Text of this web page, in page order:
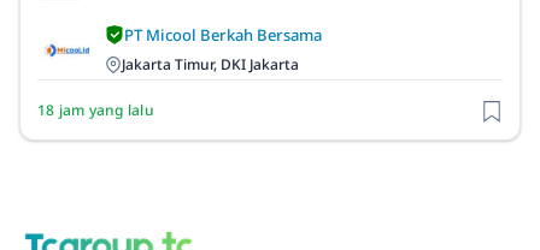
PT Micool Berkah Bersama
Jakarta Timur, DKI Jakarta
18 jam yang lalu